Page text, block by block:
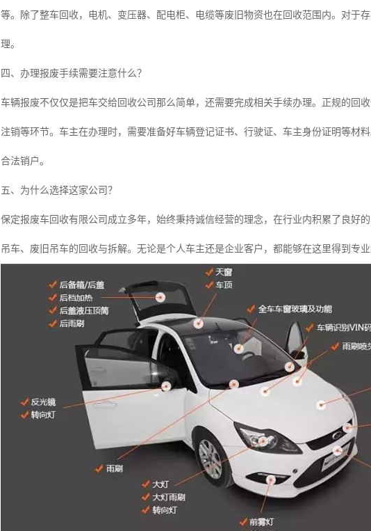
等。除了整车回收，电机、变压器、配电柜、电缆等废旧物资也在回收范围内。对于
理。
四、办理报废手续需要注意什么？
车辆报废不仅仅是把车交给回收公司那么简单，还需要完成相关手续办理。正规的回
注销等环节。车主在办理时，需要准备好车辆登记证书、行驶证、车主身份证明等材
合法销户。
五、为什么选择这家公司？
保定报废车回收有限公司成立多年，始终秉持诚信经营的理念，在行业内积累了良好
吊车、废旧吊车的回收与拆解。无论是个人车主还是企业客户，都能够在这里得到专业